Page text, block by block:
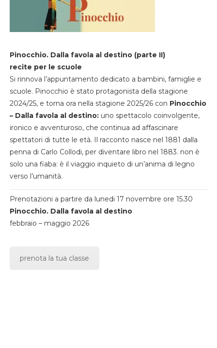
Pinocchio. Dalla favola al destino (parte II)
recite per le scuole
Si rinnova l’appuntamento dedicato a bambini, famiglie e
scuole. Pinocchio è stato protagonista della stagione
2024/25, e torna ora nella stagione 2025/26 con Pinocchio
– Dalla favola al destino: uno spettacolo coinvolgente,
ironico e avventuroso, che continua ad affascinare
spettatori di tutte le età. Il racconto nasce nel 1881 dalla
penna di Carlo Collodi, per diventare libro nel 1883. non è
solo una fiaba: è il viaggio inquieto di un’anima di legno
verso l’umanità.
Prenotazioni a partire da lunedi 17 novembre ore 15.30
Pinocchio. Dalla favola al destino
febbraio – maggio 2026
prenota la tua classe